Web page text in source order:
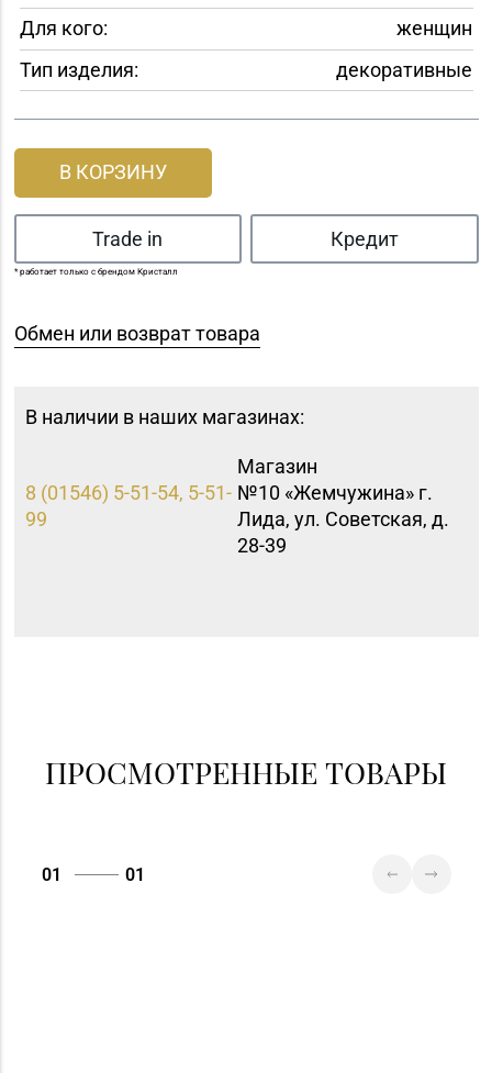
Для кого:
женщин
Тип изделия:
декоративные
В КОРЗИНУ
Trade in Кредит
* работает только с брендом Кристалл
Обмен или возврат товара
В наличии в наших магазинах:
8 (01546) 5-51-54, 5-51-
99
Магазин
№10 «Жемчужина» г.
Лида, ул. Советская, д.
28-39
ПРОСМОТРЕННЫЕ ТОВАРЫ
01 01